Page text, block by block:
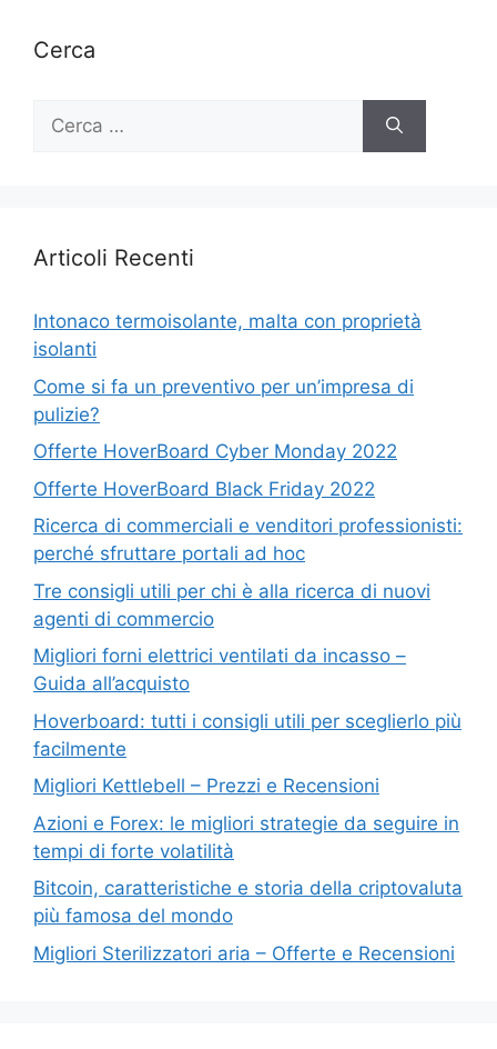
Cerca
Ricerca
Articoli Recenti
Intonaco termoisolante, malta con proprietà
isolanti
Come si fa un preventivo per un’impresa di
pulizie?
Offerte HoverBoard Cyber Monday 2022
Offerte HoverBoard Black Friday 2022
Ricerca di commerciali e venditori professionisti:
perché sfruttare portali ad hoc
Tre consigli utili per chi è alla ricerca di nuovi
agenti di commercio
Migliori forni elettrici ventilati da incasso –
Guida all’acquisto
Hoverboard: tutti i consigli utili per sceglierlo più
facilmente
Migliori Kettlebell – Prezzi e Recensioni
Azioni e Forex: le migliori strategie da seguire in
tempi di forte volatilità
Bitcoin, caratteristiche e storia della criptovaluta
più famosa del mondo
Migliori Sterilizzatori aria – Offerte e Recensioni